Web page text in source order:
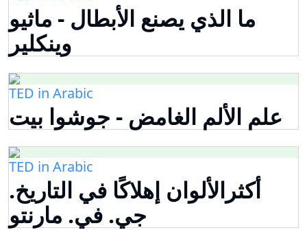
ما الذي يصنع الأبطال - ماثيو
وينكلير
TED in Arabic
علم الألم الغامض - جوشوا بيت
TED in Arabic
أكثرالألوان إهلاكًا في التاريخ.
جي. في. مارنتو